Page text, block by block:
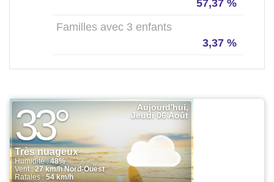
57,37 %
Familles avec 3 enfants
3,37 %